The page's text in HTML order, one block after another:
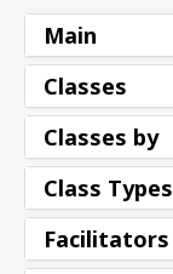
Main
Classes
Classes by
Class Types
Facilitators